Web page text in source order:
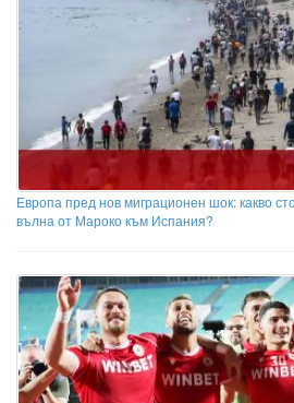
Европа пред нов миграционен шок: какво
вълна от Мароко към Испания?